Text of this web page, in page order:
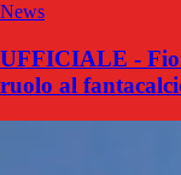
News
UFFICIALE -
ruolo al